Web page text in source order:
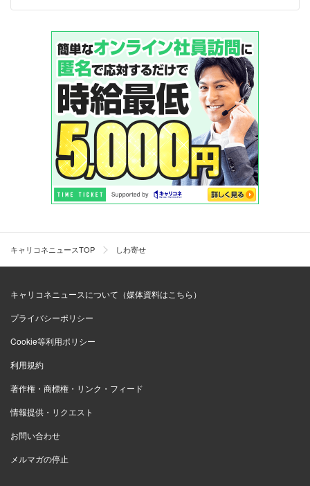
キャリコネニュースTOP しわ寄せ
キャリコネニュースについて（媒体資料はこちら）
プライバシーポリシー
Cookie等利用ポリシー
利用規約
著作権・商標権・リンク・フィード
情報提供・リクエスト
お問い合わせ
メルマガの停止